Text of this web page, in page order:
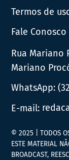
Termos de
Fale Conosco
Rua Mariano
Mariano
WhatsApp:
E-mail:
© 2025 | TODOS
ESTE MATERIAL
BROADCAST,